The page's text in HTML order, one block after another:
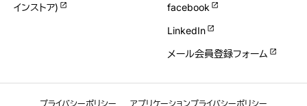
インストア)
facebook
LinkedIn
メール会員登録フォーム
プライバシーポリシー アプリケーションプライバシーポリシー